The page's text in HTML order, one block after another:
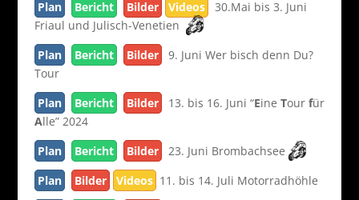
Plan
Bericht Bilder Videos
30.Mai bis 3. Juni
Friaul und Julisch-Venetien
Plan
Bericht Bilder
9. Juni Wer bisch denn Du?
Tour
Plan
Bericht Bilder 13. bis 16. Juni “Eine Tour für
Alle” 2024
Plan
Bericht Bilder
23. Juni Brombachsee
Plan
Bilder Videos 11. bis 14. Juli Motorradhöhle